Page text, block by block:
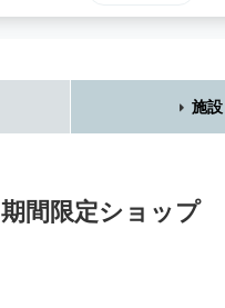
施
期間限定ショップ